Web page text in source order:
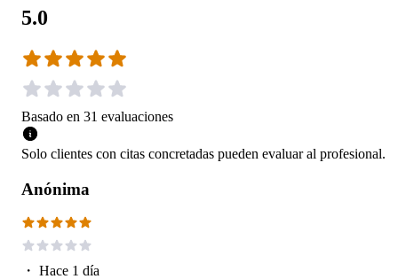
5.0
Basado en 31 evaluaciones
Solo clientes con citas concretadas pueden evaluar al profesional.
Anónima
・ Hace 1 día